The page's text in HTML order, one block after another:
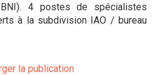
4 postes de spécialistes
à la subdivision IAO / bureau
la publication